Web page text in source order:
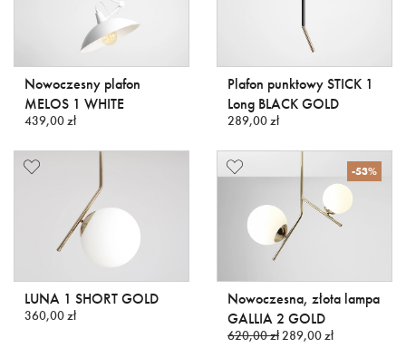
Nowoczesny plafon
MELOS 1 WHITE
439,00 zł
Plafon punktowy STICK 1
Long BLACK GOLD
289,00 zł
LUNA 1 SHORT GOLD
360,00 zł
-53%
Nowoczesna, złota lampa
GALLIA 2 GOLD
620,00 zł289,00 zł